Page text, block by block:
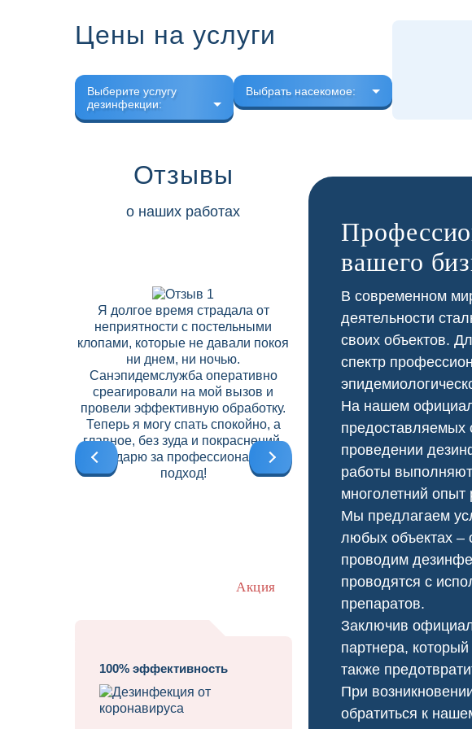
Цены на услуги
Выберите услугу
дезинфекции:
Выбрать насекомое:
Отзывы
о наших работах
Я долгое время страдала от
неприятности с постельными
клопами, которые не давали покоя
ни днем, ни ночью.
Санэпидемслужба оперативно
среагировали на мой вызов и
провели эффективную обработку.
Теперь я могу спать спокойно, а
главное, без зуда и покраснений.
Благодарю за профессиональный
подход!
скапливались тараканы
соседних нежилых
Дезобработка заключили с
что позволило нам
вредителей и
высокий уровень
безопасности.
Акция
100% эффективность
Травить клопов
вашего
В современном
деятельности
своих объектов.
спектр
На нашем
предоставляемых
проведении
работы
многолетний
Мы предлагаем
любых объектах
проводим
проводятся с
препаратов.
Заключив
партнера,
также
При
обратиться к